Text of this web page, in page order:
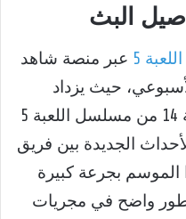
البث
5
عبر منصة شاهد
حيث يزداد
البحث عن موعد عرض الحلقة 14 من مسلسل اللعبة 5
الجديدة بين فريق
الموسم بجرعة كبيرة
واضح في مجريات